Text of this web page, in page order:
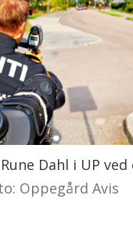
Dahl i UP ved
Oppegård Avis